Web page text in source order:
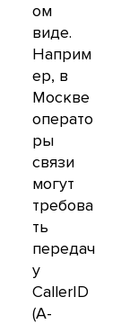
ом
виде.
Наприм
ер, в
Москве
операто
ры
связи
могут
требова
ть
передач
у
CallerID
(А-